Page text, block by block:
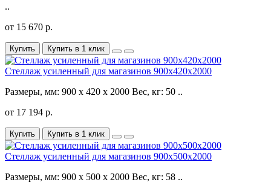
..
от 15 670 р.
Купить Купить в 1 клик
Стеллаж усиленный для магазинов 900x420x2000
Размеры, мм: 900 x 420 x 2000 Вес, кг: 50 ..
от 17 194 р.
Купить Купить в 1 клик
Стеллаж усиленный для магазинов 900x500x2000
Размеры, мм: 900 x 500 x 2000 Вес, кг: 58 ..